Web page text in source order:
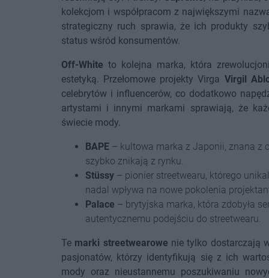
kolekcjom i współpracom z największymi
strategiczny ruch sprawia, że ich produkty
status wśród konsumentów.
Off-White to kolejna marka, która
estetyką. Przełomowe projekty Virga Virgil
celebrytów i influencerów, co dodatkowo
artystami i innymi markami sprawiają, że
świecie mody.
BAPE – kultowa marka z Japonii, znana z
szybko znikają z rynku.
Stüssy – pionier streetwearu, którego
nadal wpływa na nowe pokolenia
Palace – brytyjska marka, która zdobyła
autentycznemu podejściu do streetwearu.
Te marki streetwearowe nie tylko dostarczają
pasjonatów, którzy identyfikują się z ich
mody oraz nieustannemu poszukiwaniu